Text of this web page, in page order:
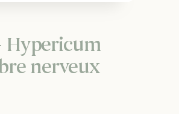
Hypericum
nerveux